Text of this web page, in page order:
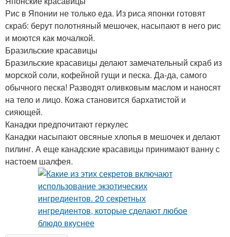
Рис в Японии не только еда. Из риса японки готовят
скраб: берут полотняный мешочек, насыпают в него рис
и моются как мочалкой.
Бразильские красавицы
Бразильские красавицы делают замечательный скраб из
морской соли, кофейной гущи и песка. Да-да, самого
обычного песка! Разводят оливковым маслом и наносят
на тело и лицо. Кожа становится бархатистой и
сияющей.
Канадки предпочитают геркулес
Канадки насыпают овсяные хлопья в мешочек и делают
пилинг. А еще канадские красавицы принимают ванну с
настоем шалфея.